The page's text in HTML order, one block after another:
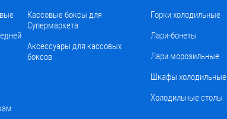
Кассовые боксы для
Супермаркета
Аксессуары для кассовых
боксов
Горки холодильные
Лари-бонеты
Лари морозильные
Шкафы холодильные
Холодильные столы